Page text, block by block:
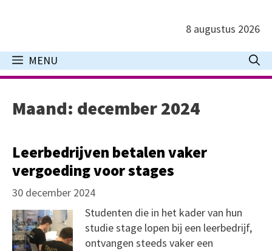
inhoud
8 augustus 2026
MENU
Maand: december 2024
Leerbedrijven betalen vaker
vergoeding voor stages
30 december 2024
Studenten die in het kader van hun
studie stage lopen bij een leerbedrijf,
ontvangen steeds vaker een